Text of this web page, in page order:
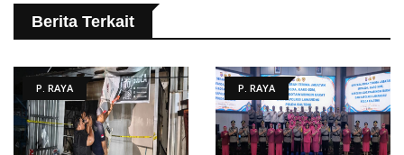
Berita Terkait
P. RAYA P. RAYA